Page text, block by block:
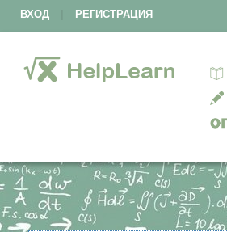
ВХОД РЕГИСТРАЦИЯ